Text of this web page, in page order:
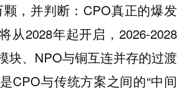
颗，并判断：CPO真正的爆发
从2028年起开启，2026-2028
块、NPO与铜互连并存的过渡
CPO与传统方案之间的“中间